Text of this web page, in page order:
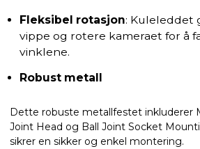
Fleksibel rotasjon: Kuleleddet
vippe og rotere kameraet for å
vinklene.
Robust metall
Dette robuste metallfestet inkluderer
Joint Head og Ball Joint Socket
sikrer en sikker og enkel montering.